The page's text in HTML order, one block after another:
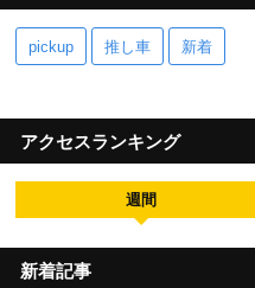
pickup 推し車 新着
アクセスランキング
週間
新着記事